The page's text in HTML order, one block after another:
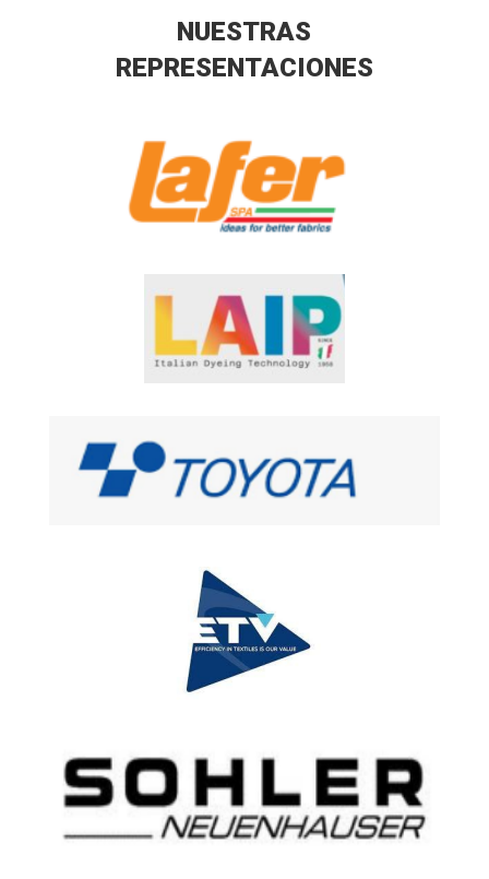
NUESTRAS
REPRESENTACIONES